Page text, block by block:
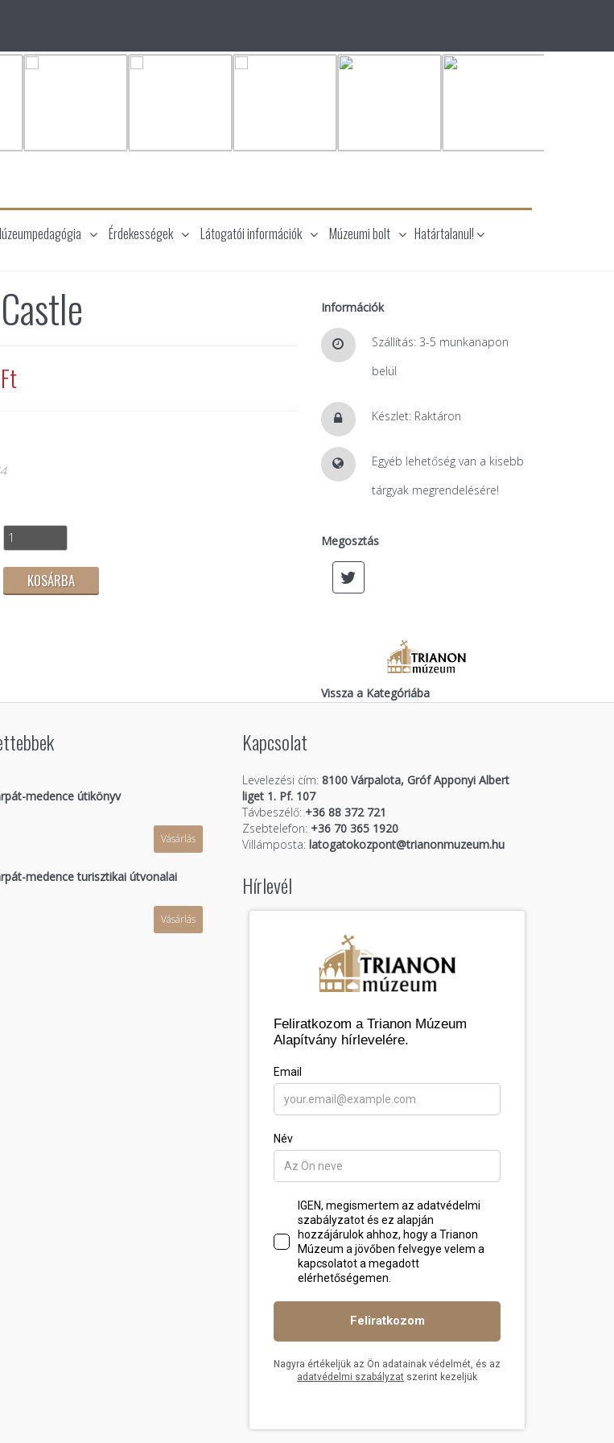
Érdekességek Látogatói információk Múzeumi bolt Határtalanul!
Információk
Szállítás: 3-5 munkanapon
belül
Készlet: Raktáron
Egyéb lehetőség van a kisebb
tárgyak megrendelésére!
Megosztás
Vissza a Kategóriába
medence útikönyv
Vásárlás
medence turisztikai útvonalai
Vásárlás
Kapcsolat
Levelezési cím: 8100 Várpalota, Gróf Apponyi Albert
liget 1. Pf. 107
Távbeszélő: +36 88 372 721
Zsebtelefon: +36 70 365 1920
Villámposta: latogatokozpont@trianonmuzeum.hu
Hírlevél